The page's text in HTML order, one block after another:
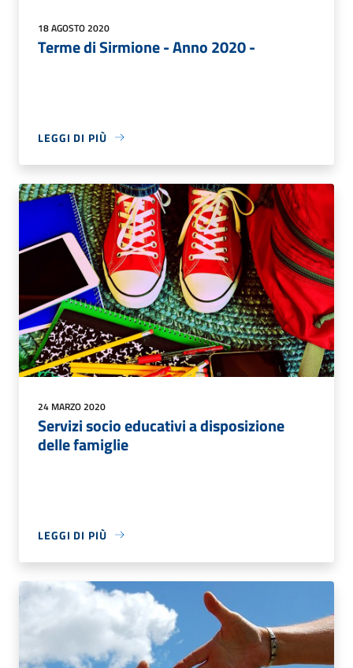
18 AGOSTO 2020
Terme di Sirmione - Anno 2020 -
LEGGI DI PIÙ
24 MARZO 2020
Servizi socio educativi a disposizione
delle famiglie
LEGGI DI PIÙ